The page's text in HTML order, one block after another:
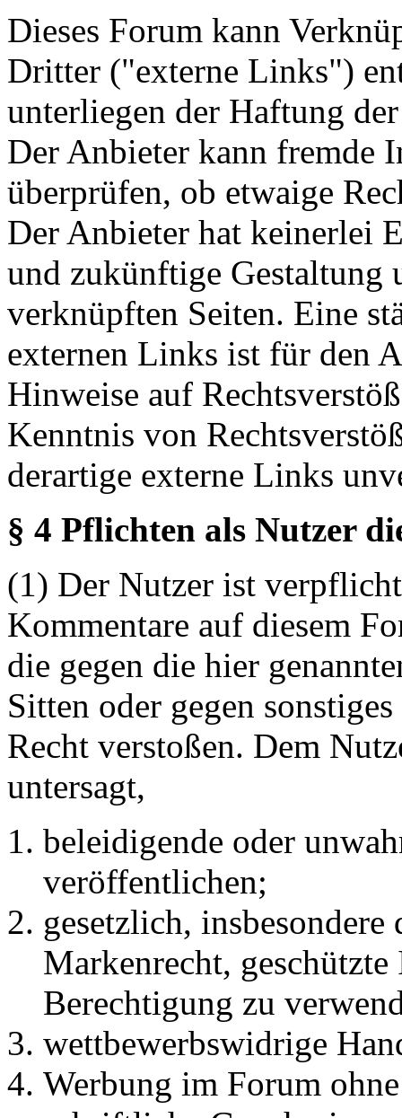
Dieses Forum kann
Dritter ("externe Links")
unterliegen der Haftung
Der Anbieter kann fremde
überprüfen, ob etwaige
Der Anbieter hat keinerlei
und zukünftige Gestaltung
verknüpften Seiten. Eine
externen Links ist für den
Hinweise auf
Kenntnis von
derartige externe Links
§ 4 Pflichten als Nutzer
(1) Der Nutzer ist
Kommentare auf diesem
die gegen die hier
Sitten oder gegen
Recht verstoßen. Dem
untersagt,
beleidigende oder
veröffentlichen;
gesetzlich,
Markenrecht, geschützte
Berechtigung zu
wettbewerbswidrige
Werbung im Forum